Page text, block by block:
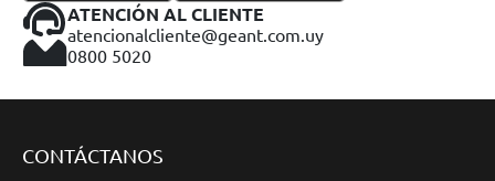
ATENCIÓN AL CLIENTE
atencionalcliente@geant.com.uy
0800 5020
CONTÁCTANOS